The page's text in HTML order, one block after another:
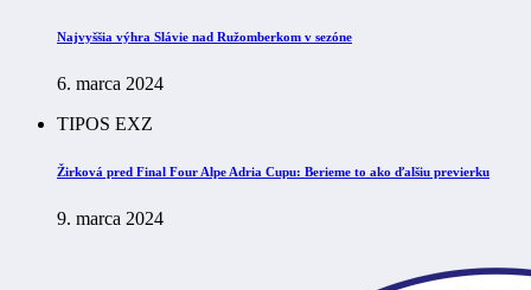
Najvyššia výhra Slávie nad Ružomberkom v sezóne
6. marca 2024
TIPOS EXZ
Žirková pred Final Four Alpe Adria Cupu: Berieme to ako ďalšiu previerku
9. marca 2024